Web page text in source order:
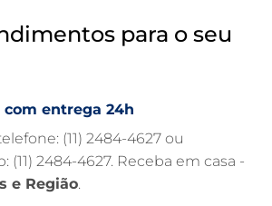
24 HORAS
24H
para o seu
com entrega 24h
(11) 2484-4627 ou
(11) 2484-4627. Receba em casa -
e Região.